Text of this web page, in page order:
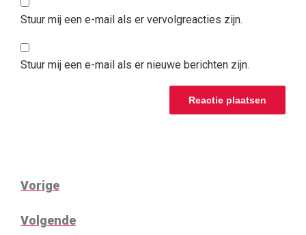
Stuur mij een e-mail als er vervolgreacties zijn.
Stuur mij een e-mail als er nieuwe berichten zijn.
BERICHT
NAVIGATIE
Vorig
Vorige
Volgend
Volgende